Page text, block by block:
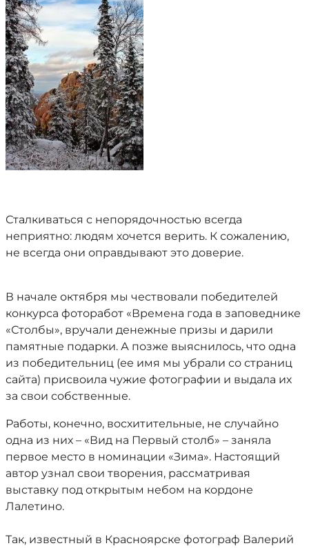
Сталкиваться с непорядочностью всегда
неприятно: людям хочется верить. К сожалению,
не всегда они оправдывают это доверие.
В начале октября мы чествовали победителей
конкурса фоторабот «Времена года в заповеднике
«Столбы», вручали денежные призы и дарили
памятные подарки. А позже выяснилось, что одна
из победительниц (ее имя мы убрали со страниц
сайта) присвоила чужие фотографии и выдала их
за свои собственные.
Работы, конечно, восхитительные, не случайно
одна из них – «Вид на Первый столб» – заняла
первое место в номинации «Зима». Настоящий
автор узнал свои творения, рассматривая
выставку под открытым небом на кордоне
Лалетино.
Так, известный в Красноярске фотограф Валерий